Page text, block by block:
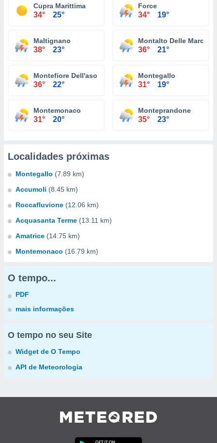
Cupra Marittima
34° 25°
Force
34° 19°
Maltignano
38° 23°
Montalto Delle Marche
36° 21°
Montefiore Dell'aso
36° 22°
Montegallo
31° 19°
Montemonaco
31° 20°
Monteprandone
35° 23°
Localidades próximas
Montegallo (7.89 km)
Accumoli (8.45 km)
Roccafluvione (12.06 km)
Acquasanta Terme (13.11 km)
Amatrice (14.75 km)
Montemonaco (16.79 km)
O tempo...
PDF
mais informações
O tempo no seu Site
Widget de O Tempo
API de Meteorologia